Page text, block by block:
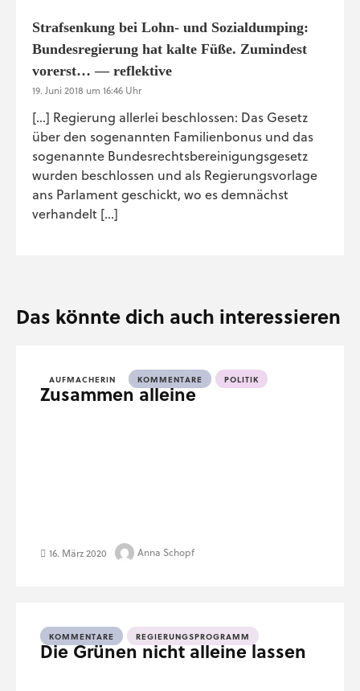
Strafsenkung bei Lohn- und Sozialdumping:
Bundesregierung hat kalte Füße. Zumindest
vorerst… — reflektive
19. Juni 2018 um 16:46 Uhr
[…] Regierung allerlei beschlossen: Das Gesetz
über den sogenannten Familienbonus und das
sogenannte Bundesrechtsbereinigungsgesetz
wurden beschlossen und als Regierungsvorlage
ans Parlament geschickt, wo es demnächst
verhandelt […]
Das könnte dich auch interessieren
AUFMACHERIN KOMMENTARE POLITIK
Zusammen alleine
16. März 2020 Anna Schopf
KOMMENTARE REGIERUNGSPROGRAMM
Die Grünen nicht alleine lassen